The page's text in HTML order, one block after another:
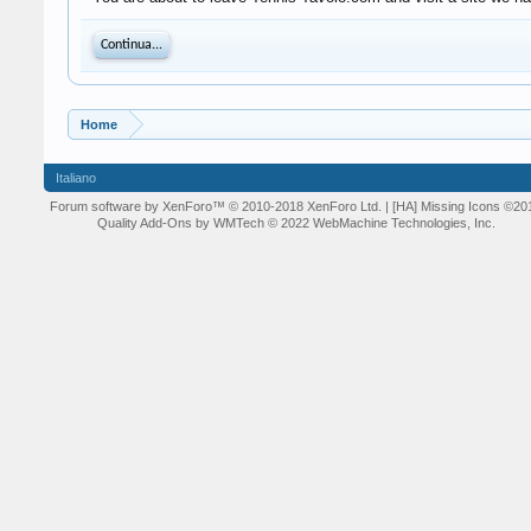
Continua...
Home
Italiano
Forum software by XenForo™ © 2010-2018 XenForo Ltd. | [HA] Missing Icons
Quality Add-Ons by WMTech © 2022 WebMachine Technologies, Inc.